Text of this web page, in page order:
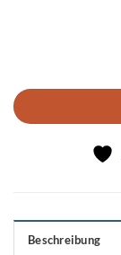
Beschreibung